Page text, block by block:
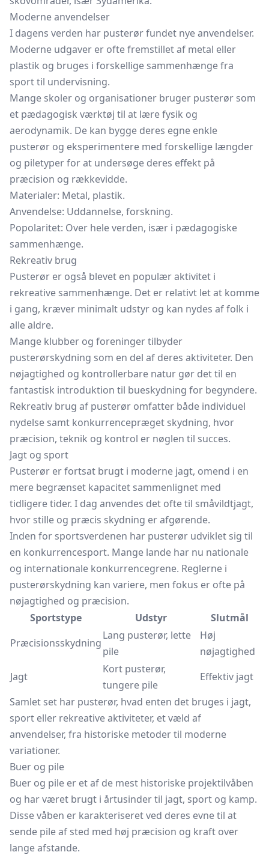
Moderne anvendelser
I dagens verden har pusterør fundet nye anvendelser.
Moderne udgaver er ofte fremstillet af metal eller
plastik og bruges i forskellige sammenhænge fra
sport til undervisning.
Mange skoler og organisationer bruger pusterør som
et pædagogisk værktøj til at lære fysik og
aerodynamik. De kan bygge deres egne enkle
pusterør og eksperimentere med forskellige længder
og piletyper for at undersøge deres effekt på
præcision og rækkevidde.
Materialer: Metal, plastik.
Anvendelse: Uddannelse, forskning.
Popolaritet: Over hele verden, især i pædagogiske
sammenhænge.
Rekreativ brug
Pusterør er også blevet en populær aktivitet i
rekreative sammenhænge. Det er relativt let at komme
i gang, kræver minimalt udstyr og kan nydes af folk i
alle aldre.
Mange klubber og foreninger tilbyder
pusterørskydning som en del af deres aktiviteter. Den
nøjagtighed og kontrollerbare natur gør det til en
fantastisk introduktion til bueskydning for begyndere.
Rekreativ brug af pusterør omfatter både individuel
nydelse samt konkurrencepræget skydning, hvor
præcision, teknik og kontrol er nøglen til succes.
Jagt og sport
Pusterør er fortsat brugt i moderne jagt, omend i en
mere begrænset kapacitet sammenlignet med
tidligere tider. I dag anvendes det ofte til småvildtjagt,
hvor stille og præcis skydning er afgørende.
Inden for sportsverdenen har pusterør udviklet sig til
en konkurrencesport. Mange lande har nu nationale
og internationale konkurrencegrene. Reglerne i
pusterørskydning kan variere, men fokus er ofte på
nøjagtighed og præcision.
Sportstype
Udstyr
Slutmål
Præcisionsskydning
Lang pusterør, lette
pile
Høj
nøjagtighed
Jagt
Kort pusterør,
tungere pile
Effektiv jagt
Samlet set har pusterør, hvad enten det bruges i jagt,
sport eller rekreative aktiviteter, et væld af
anvendelser, fra historiske metoder til moderne
variationer.
Buer og pile
Buer og pile er et af de mest historiske projektilvåben
og har været brugt i årtusinder til jagt, sport og kamp.
Disse våben er karakteriseret ved deres evne til at
sende pile af sted med høj præcision og kraft over
lange afstande.